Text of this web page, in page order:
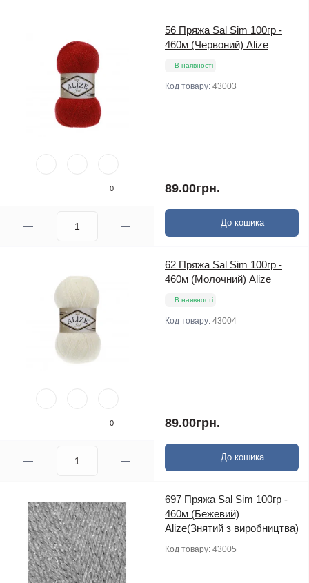
0
56 Пряжа Sal Sim 100гр -
460м (Червоний) Alize
В наявності
Код товару: 43003
89.00грн.
До кошика
0
62 Пряжа Sal Sim 100гр -
460м (Молочний) Alize
В наявності
Код товару: 43004
89.00грн.
До кошика
697 Пряжа Sal Sim 100гр -
460м (Бежевий)
Alize(Знятий з виробництва)
Код товару: 43005